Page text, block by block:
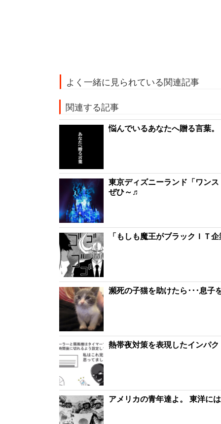
よく一緒に見られている関連記事
関連する記事
悩んでいるあなたへ贈る言葉。
東京ディズニーランド「ワン
ぜひ～♬
「もしも魔王がブラックＩＴ
瀕死の子猫を助けたら･･･息子
熱帯夜対策を表現したインパ
アメリカの青年達よ。 東洋に